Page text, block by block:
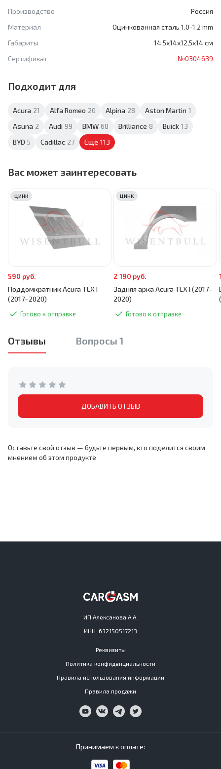
Производство
Россия
Материал
Оцинкованная сталь 1.0-1.2 mm
Габариты
14,5х14х12,5х14 см
Сертификат
№0304639
Подходит для
Acura 21 Alfa Romeo 20 Alpina 28 Aston Martin 1
Asuna 2 Audi 99 BMW 68 Brilliance 8 Buick 13
BYD 5 Cadillac 27 Ещё 113
Вас может заинтересовать
590 руб.
Поддомкратник Acura TLX I
(2017–2020)
Готово к отправке
ЦИНК
2 190 руб.
Задняя арка Acura TLX I (2017–
2020)
Готово к отправке
ЦИНК
Отзывы Вопросы 1
ДОБАВИТЬ ОТЗЫВ
Оставьте свой отзыв — будьте первым, кто поделится своим
мнением об этом продукте
ИП Алексанова А.А.
ИНН: 632150517213
Реквизиты
Политика конфиденциальности
Правила использования информации
Правила продажи
Принимаем к оплате: